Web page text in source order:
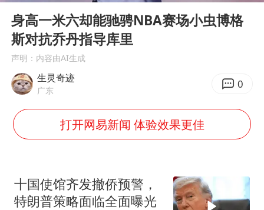
中方回应是否在太平洋海底开采稀土
80后女柜员逆袭成4200亿银行副行长
女子利用漏洞0元薅走3000多件家电
宇树科技 打新
房主任回应争议
把党建设得更加坚强有力
身高一米六却能驰骋NBA赛场小虫博格
斯对抗乔丹指导库里
声明：内容由AI生成
生灵奇迹
广东 0
打开网易新闻 体验效果更佳
十国使馆齐发撤侨预警，
特朗普策略面临全面曝光